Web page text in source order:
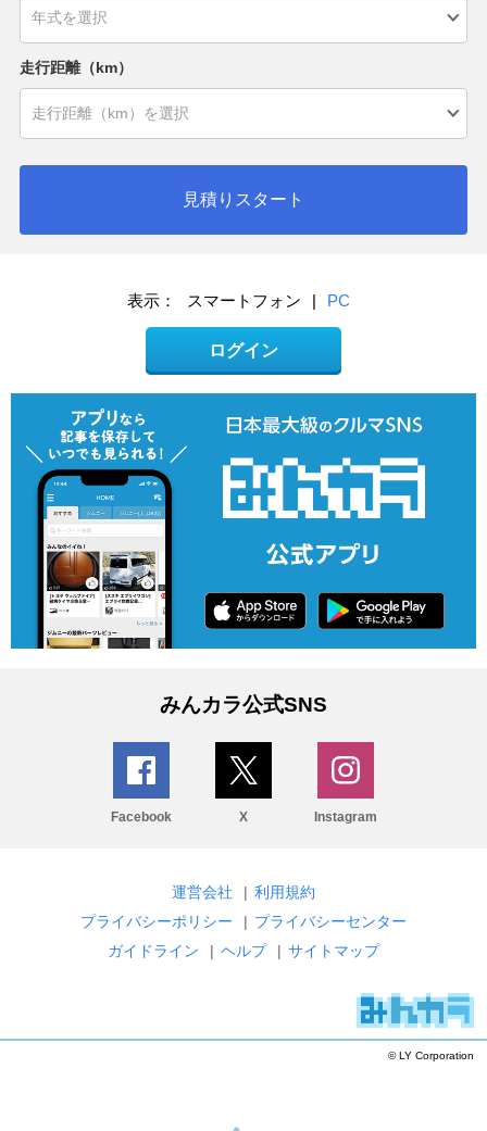
走行距離（km）
見積りスタート
表示： スマートフォン | PC
ログイン
みんカラ公式SNS
Facebook X Instagram
運営会社 | 利用規約
プライバシーポリシー
| プライバシーセンター
ガイドライン
| ヘルプ | サイトマップ
© LY Corporation